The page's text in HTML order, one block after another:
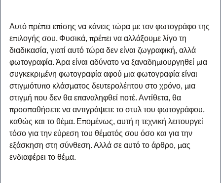
Αυτό πρέπει επίσης να κάνεις τώρα με τον φωτογράφο της
επιλογής σου. Φυσικά, πρέπει να αλλάξουμε λίγο τη
διαδικασία, γιατί αυτό τώρα δεν είναι ζωγραφική, αλλά
φωτογραφία. Άρα είναι αδύνατο να ξαναδημιουργηθεί μια
συγκεκριμένη φωτογραφία αφού μια φωτογραφία είναι
στιγμιότυπο κλάσματος δευτερολέπτου στο χρόνο, μια
στιγμή που δεν θα επαναληφθεί ποτέ. Αντίθετα, θα
προσπαθήσετε να αντιγράψετε το στυλ του φωτογράφου,
καθώς και το θέμα. Επομένως, αυτή η τεχνική λειτουργεί
τόσο για την εύρεση του θέματός σου όσο και για την
εξάσκηση στη σύνθεση. Αλλά σε αυτό το άρθρο, μας
ενδιαφέρει το θέμα.